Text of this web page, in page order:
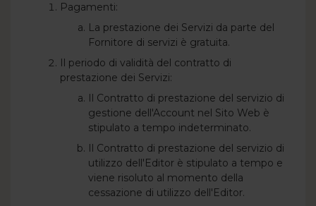
Pagamenti:
La prestazione dei Servizi da parte del
Fornitore di servizi è gratuita.
Il periodo di validità del contratto di
prestazione dei Servizi:
Il Contratto di prestazione del servizio di
gestione dell'Account nel Sito Web è
stipulato a tempo indeterminato.
Il Contratto di prestazione del servizio di
utilizzo dell'Editor è stipulato a tempo e
viene risoluto al momento della
cessazione di utilizzo dell'Editor.